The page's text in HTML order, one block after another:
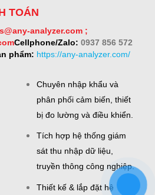
TOÁN
analyzer.com ;
Cellphone/Zalo: 0937 856 572
phẩm: https://any-analyzer.com/
Chuyên nhập khẩu và
phân phối cảm biến, thiết
bị đo lường và điều khiển.
Tích hợp hệ thống giám
sát thu nhập dữ liệu,
truyền thông công nghiệp.
Thiết kế & lắp đặt hệ